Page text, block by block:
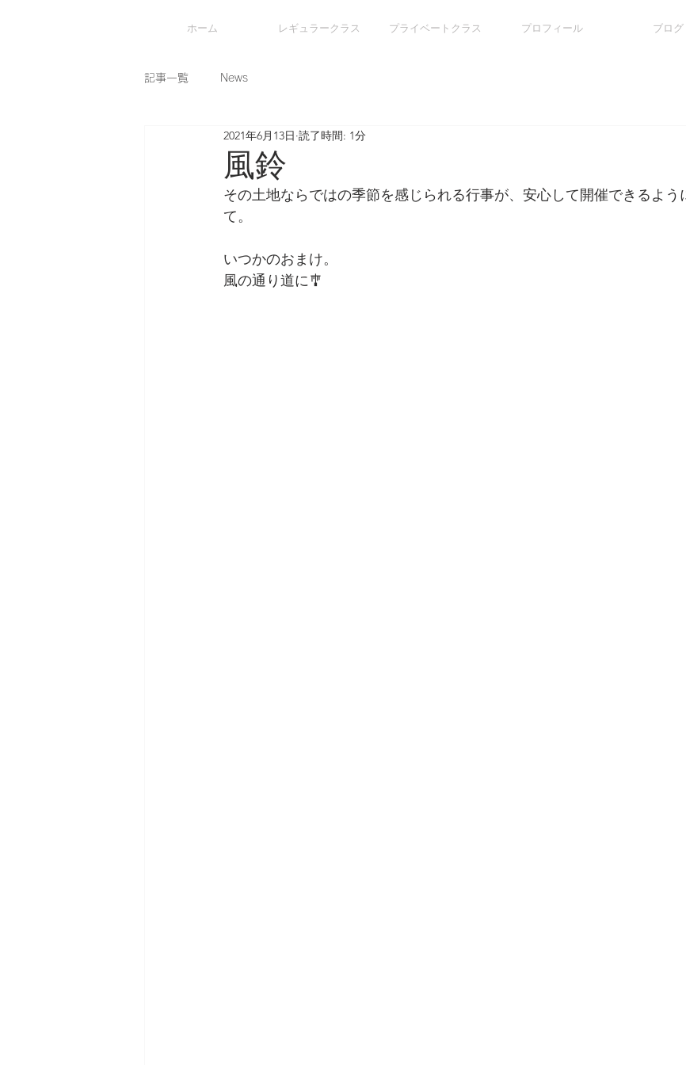
ホーム レギュラークラス プライベートクラス プロフィール ブログ
記事一覧 News
風鈴
2021年6月13日 読了時間: 1分
その土地ならではの季節を感じられる行事が、安心して開催できるよう
て。
いつかのおまけ。
風の通り道に🎐